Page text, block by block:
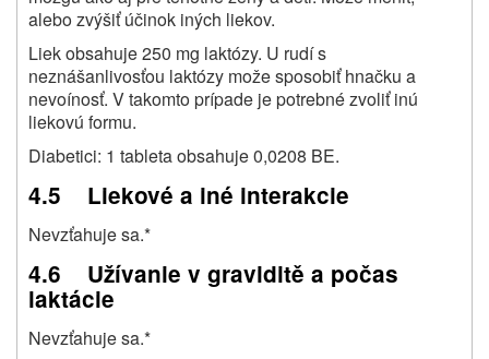
alebo zvýšiť účinok iných liekov.
Liek obsahuje 250 mg laktózy. U rudí s
neznášanlivosťou laktózy može sposobiť hnačku a
nevoínosť. V takomto prípade je potrebné zvoliť inú
liekovú formu.
Diabetici: 1 tableta obsahuje 0,0208 BE.
4.5 Liekové a iné interakcie
Nevzťahuje sa.*
4.6 Užívanie v graviditě a počas
laktácie
Nevzťahuje sa.*